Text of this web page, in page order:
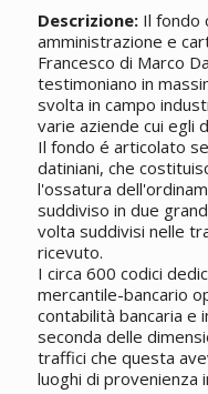
Descrizione:Il fondo
amministrazione e
Francesco di Marco
testimoniano in
svolta in campo
varie aziende cui egli
Il fondo é articolato
datiniani, che
l'ossatura
suddiviso in due
volta suddivisi nelle
ricevuto.
I circa 600 codici
mercantile-bancario
contabilità bancaria e
seconda delle
traffici che questa
luoghi di provenienza